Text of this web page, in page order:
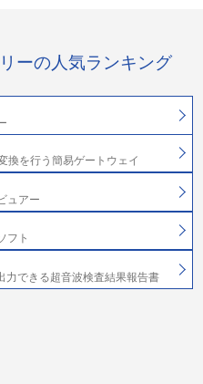
ーの人気ランキング
換を行う簡易ゲートウェイ
ュアー
フト
力できる超音波検査結果報告書